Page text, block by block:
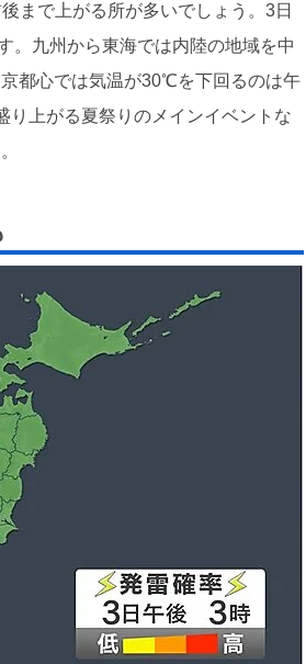
まで上がる所が多いでしょう。3日
九州から東海では内陸の地域を中
都心では気温が30℃を下回るのは午
り上がる夏祭りのメインイベントな